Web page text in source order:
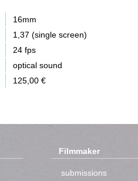
16mm
1,37 (single screen)
24 fps
optical sound
125,00 €
Filmmaker
submissions